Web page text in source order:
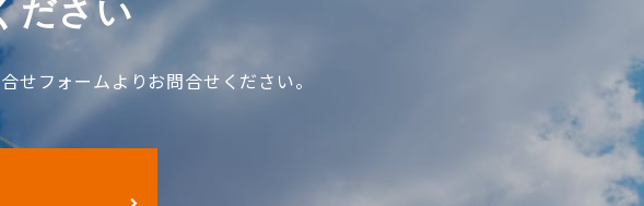
ださい
せフォームよりお問合せください。